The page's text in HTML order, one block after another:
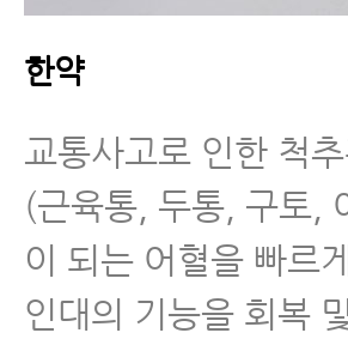
한약
교통사고로 인한 척
(근육통, 두통, 구토,
이 되는 어혈을 빠르
인대의 기능을 회복